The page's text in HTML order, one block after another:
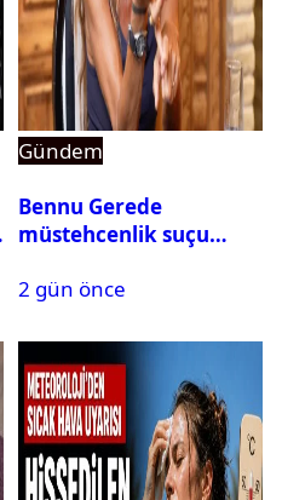
Gündem
Bennu Gerede
müstehcenlik suçu
alındı
2 gün önce